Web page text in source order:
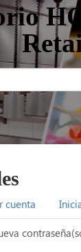
cuenta
contraseña